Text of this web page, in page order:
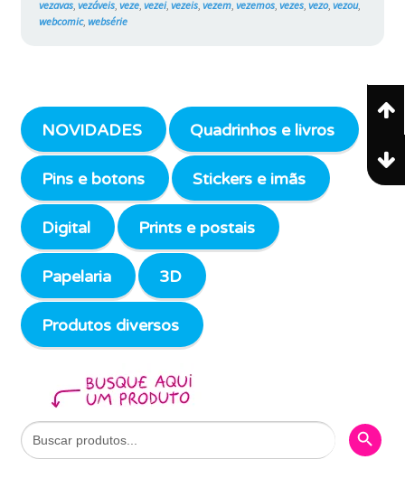
vezavas, vezáveis, veze, vezei, vezeis, vezem, vezemos, vezes, vezo, vezou,
webcomic, websérie
NOVIDADES Quadrinhos e livros
Pins e botons Stickers e imãs
Digital Prints e postais
Papelaria 3D
Produtos diversos
Search
for:
Search